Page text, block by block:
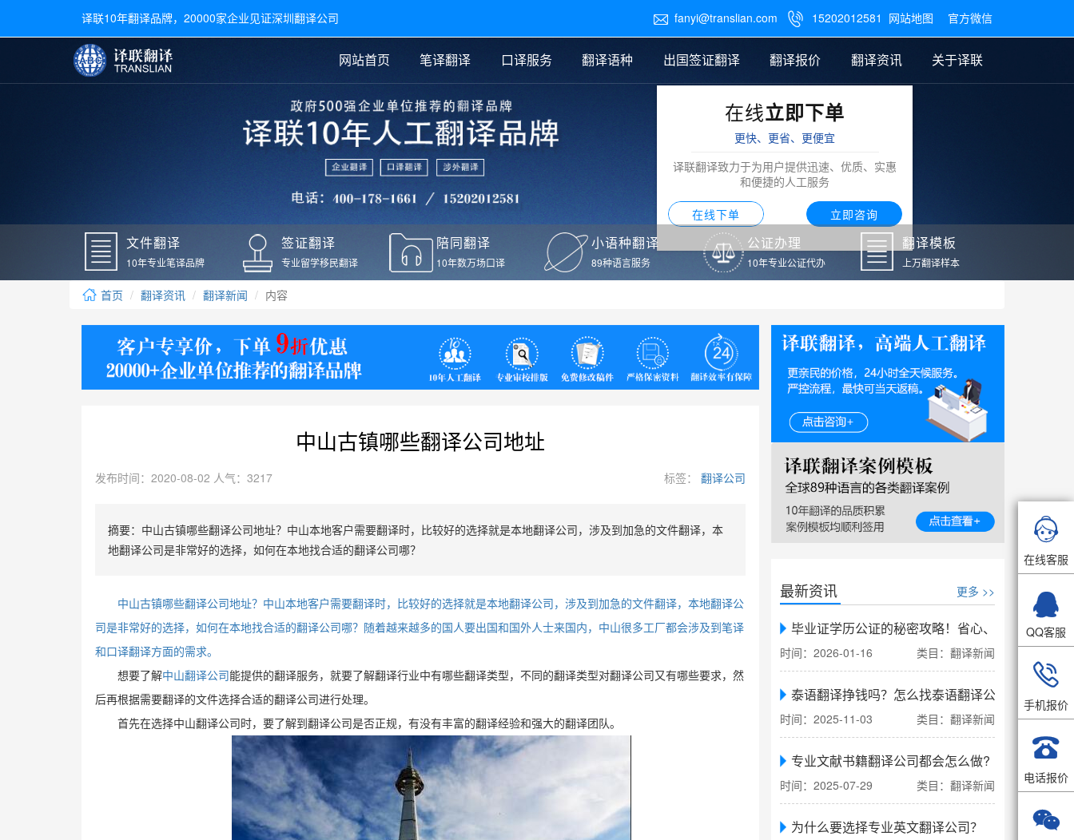
译联10年翻译品牌，20000家企业见证深圳翻译公司  fanyi@translian.com  15202012581 网站地图 官方微信
网站首页 笔译翻译
文件翻译 医学翻译 法律翻译 说明书翻译 图纸翻译
口译服务
广交会翻译 交替传译 同声传译
翻译语种
常用语种翻译
日语翻译
德语翻译
老挝语翻译 泰语翻译
葡萄牙语翻译
出国签证翻译
毕业证翻译
户口本翻译
学位证翻译
身份证翻译
签证材料翻译
银行流水翻译
驾照翻译
疫苗本翻译
新冠疫苗接种证明翻译
核酸检测报告英文版翻
译
翻译报价
笔译翻译报价
证件翻译报价
翻译资讯
公证样本
签证翻译
口译新闻
翻译新闻
关于译联
在线立即下单
更快、更省、更便宜
译联翻译致力于为用户提供迅速、优质、实惠
和便捷的人工服务
在线下单 立即咨询
文件翻译
10年专业笔译品牌
签证翻译
专业留学移民翻译
陪同翻译
10年数万场口译
小语种翻译
89种语言服务
公证办理
10年专业公证代办
翻译模板
上万翻译样本
首页 翻译资讯 翻译新闻 内容
中山古镇哪些翻译公司地址
发布时间：2020-08-02 人气：3217 标签： 翻译公司
摘要：中山古镇哪些翻译公司地址？中山本地客户需要翻译时，比较好的选择就是本地翻译公司，涉及到加急的文件翻译，本
地翻译公司是非常好的选择，如何在本地找合适的翻译公司哪？
中山古镇哪些翻译公司地址？中山本地客户需要翻译时，比较好的选择就是本地翻译公司，涉及到加急的文件翻译，本地翻译公
司是非常好的选择，如何在本地找合适的翻译公司哪？随着越来越多的国人要出国和国外人士来国内，中山很多工厂都会涉及到笔译
和口译翻译方面的需求。
想要了解中山翻译公司 能提供的翻译服务，就要了解翻译行业中有哪些翻译类型，不同的翻译类型对翻译公司又有哪些要求，然
后再根据需要翻译的文件选择合适的翻译公司进行处理。
首先在选择中山翻译公司时，要了解到翻译公司是否正规，有没有丰富的翻译经验和强大的翻译团队。
最新资讯 更多 >>
毕业证学历公证的秘密攻略！省心、省力、省时
时间：2026-01-16 类目：翻译新闻
泰语翻译挣钱吗？怎么找泰语翻译公司翻译
时间：2025-11-03 类目：翻译新闻
专业文献书籍翻译公司都会怎么做?
时间：2025-07-29 类目：翻译新闻
为什么要选择专业英文翻译公司？

在线客服

QQ客服

手机报价

电话报价
